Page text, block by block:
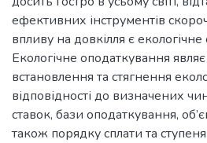
ефективних інструментів
впливу на довкілля є
Екологічне оподаткування
встановлення та стягнення
відповідності до визначених
ставок, бази оподаткування,
також порядку сплати та